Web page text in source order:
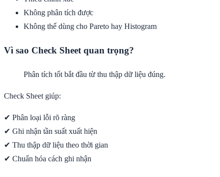
Không phân tích được
Không thể dùng cho Pareto hay Histogram
Vì sao Check Sheet quan trọng?
Phân tích tốt bắt đầu từ thu thập dữ liệu đúng.
Check Sheet giúp:
✔ Phân loại lỗi rõ ràng
✔ Ghi nhận tần suất xuất hiện
✔ Thu thập dữ liệu theo thời gian
✔ Chuẩn hóa cách ghi nhận